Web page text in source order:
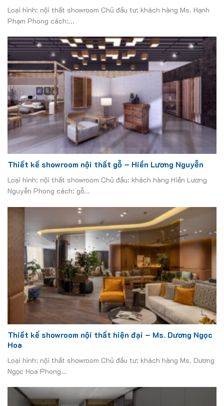
Loại hình: nội thất showroom Chủ đầu tư: khách hàng Ms. Hạnh
Phạm Phong cách:...
Thiết kế showroom nội thất gỗ – Hiền Lương Nguyễn
Loại hình: nội thất showroom Chủ đầu: khách hàng Hiền Lương
Nguyễn Phong cách: gỗ...
Thiết kế showroom nội thất hiện đại – Ms. Dương Ngọc
Hoa
Loại hình: nội thất showroom Chủ đầu tư: khách hàng Ms. Dương
Ngọc Hoa Phong...